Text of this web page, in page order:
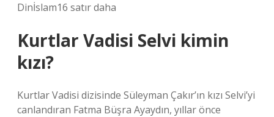
Dinİslam16 satır daha
Kurtlar Vadisi Selvi kimin
kızı?
Kurtlar Vadisi dizisinde Süleyman Çakır’ın kızı Selvi’yi
canlandıran Fatma Büşra Ayaydın, yıllar önce